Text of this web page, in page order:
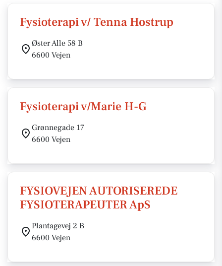
Fysioterapi v/ Tenna Hostrup
Øster Alle 58 B
6600 Vejen
Fysioterapi v/Marie H-G
Grønnegade 17
6600 Vejen
FYSIOVEJEN AUTORISEREDE
FYSIOTERAPEUTER ApS
Plantagevej 2 B
6600 Vejen